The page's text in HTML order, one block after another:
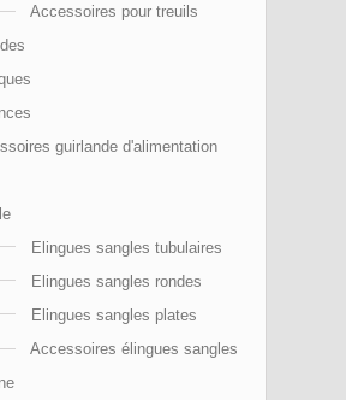
Accessoires pour treuils
guirlande d'alimentation
Elingues sangles tubulaires
Elingues sangles rondes
Elingues sangles plates
Accessoires élingues sangles